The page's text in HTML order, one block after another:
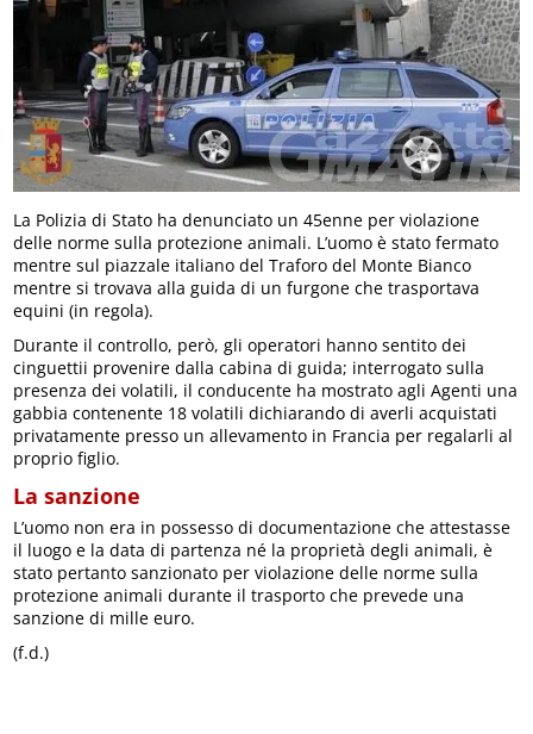
La Polizia di Stato ha denunciato un 45enne per violazione
delle norme sulla protezione animali. L’uomo è stato fermato
mentre sul piazzale italiano del Traforo del Monte Bianco
mentre si trovava alla guida di un furgone che trasportava
equini (in regola).
Durante il controllo, però, gli operatori hanno sentito dei
cinguettii provenire dalla cabina di guida; interrogato sulla
presenza dei volatili, il conducente ha mostrato agli Agenti una
gabbia contenente 18 volatili dichiarando di averli acquistati
privatamente presso un allevamento in Francia per regalarli al
proprio figlio.
La sanzione
L’uomo non era in possesso di documentazione che attestasse
il luogo e la data di partenza né la proprietà degli animali, è
stato pertanto sanzionato per violazione delle norme sulla
protezione animali durante il trasporto che prevede una
sanzione di mille euro.
(f.d.)